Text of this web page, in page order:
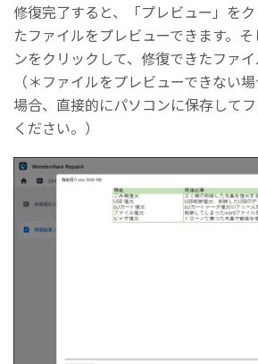
修復完了すると、「プレビュー」を
たファイルをプレビューできます。
ンをクリックして、修復できたファイ
（＊ファイルをプレビューできない
場合、直接的にパソコンに保存して
ください。）